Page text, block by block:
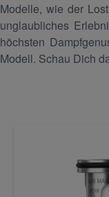
Modelle, wie der
unglaubliches
höchsten
Modell. Schau Dich